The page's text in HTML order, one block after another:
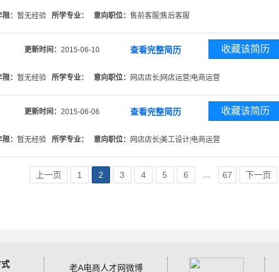
： 暂无经验 所学专业： 意向职位： 售前客服|售后客服
更新时间： 2015-06-10 查看完整简历 收藏该简历
： 暂无经验 所学专业： 意向职位： 网店店长|网店运营|电商运营
更新时间： 2015-06-06 查看完整简历 收藏该简历
： 暂无经验 所学专业： 意向职位： 网店店长|美工设计|电商运营
上一页 1 2 3 4 5 6 67 下一页
老A电商人才网微博